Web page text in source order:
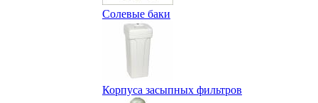
Солевые баки
Корпуса засыпных фильтров